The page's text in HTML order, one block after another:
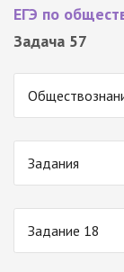
ЕГЭ по
Задача 57
Задания
Задание 18